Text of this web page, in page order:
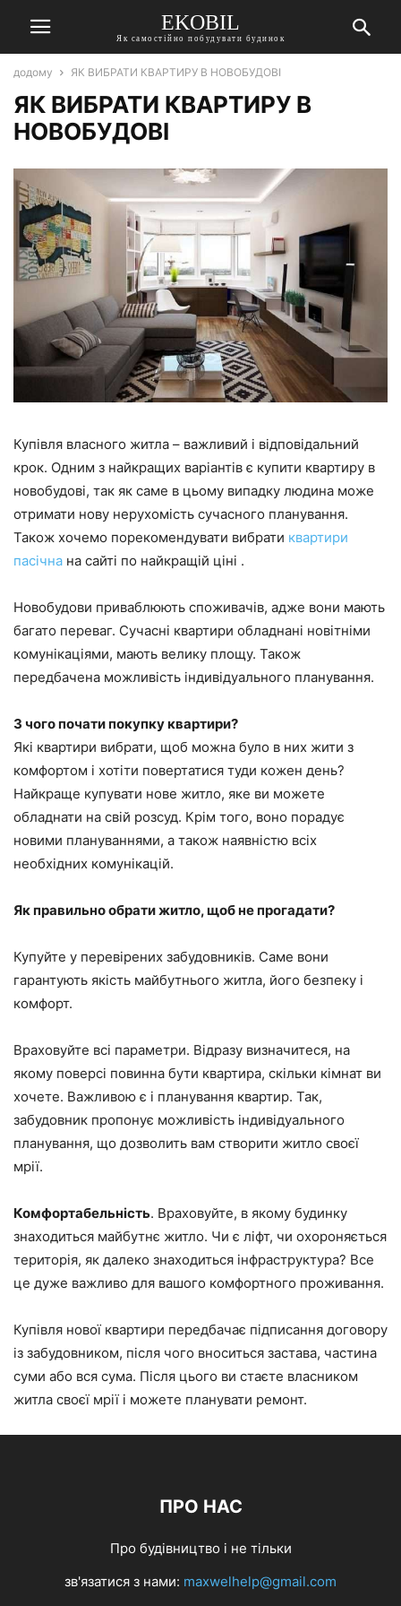
EKOBIL
Як самостійно побудувати будинок
додому ЯК ВИБРАТИ КВАРТИРУ В НОВОБУДОВІ
ЯК ВИБРАТИ КВАРТИРУ В
НОВОБУДОВІ
Купівля власного житла – важливий і відповідальний
крок. Одним з найкращих варіантів є купити квартиру в
новобудові, так як саме в цьому випадку людина може
отримати нову нерухомість сучасного планування.
Також хочемо порекомендувати вибрати квартири
пасічна на сайті по найкращій ціні .
Новобудови приваблюють споживачів, адже вони мають
багато переваг. Сучасні квартири обладнані новітніми
комунікаціями, мають велику площу. Також
передбачена можливість індивідуального планування.
З чого почати покупку квартири?
Які квартири вибрати, щоб можна було в них жити з
комфортом і хотіти повертатися туди кожен день?
Найкраще купувати нове житло, яке ви можете
обладнати на свій розсуд. Крім того, воно порадує
новими плануваннями, а також наявністю всіх
необхідних комунікацій.
Як правильно обрати житло, щоб не прогадати?
Купуйте у перевірених забудовників. Саме вони
гарантують якість майбутнього житла, його безпеку і
комфорт.
Враховуйте всі параметри. Відразу визначитеся, на
якому поверсі повинна бути квартира, скільки кімнат ви
хочете. Важливою є і планування квартир. Так,
забудовник пропонує можливість індивідуального
планування, що дозволить вам створити житло своєї
мрії.
Комфортабельність. Враховуйте, в якому будинку
знаходиться майбутнє житло. Чи є ліфт, чи охороняється
територія, як далеко знаходиться інфраструктура? Все
це дуже важливо для вашого комфортного проживання.
Купівля нової квартири передбачає підписання договору
із забудовником, після чого вноситься застава, частина
суми або вся сума. Після цього ви стаєте власником
житла своєї мрії і можете планувати ремонт.
ПРО НАС
Про будівництво і не тільки
зв'язатися з нами: maxwelhelp@gmail.com